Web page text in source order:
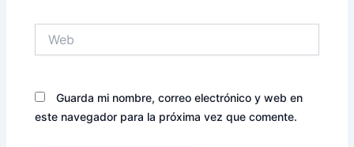
Guarda mi nombre, correo electrónico y web en
este navegador para la próxima vez que comente.